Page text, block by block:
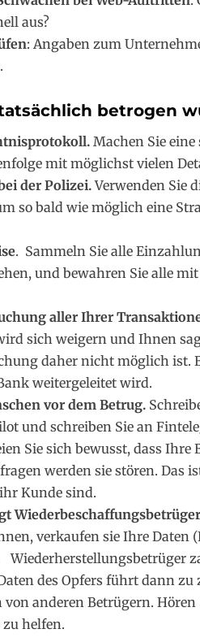
aus?
: Angaben zum
betrogen
Machen Sie
mit möglichst vielen
der Polizei.Verwenden Sie
so bald wie möglich eine
. Sammeln Sie alle
und bewahren Sie alle
aller Ihrer
sich weigern und Ihnen
daher nicht möglich ist.
weitergeleitet wird.
vor dem Betrug.
und schreiben Sie an
Sie sich bewusst, dass
werden sie stören. Das
Kunde sind.
verkaufen sie Ihre Daten
Wiederherstellungsbetrüger
des Opfers führt dann
anderen Betrügern.
helfen.